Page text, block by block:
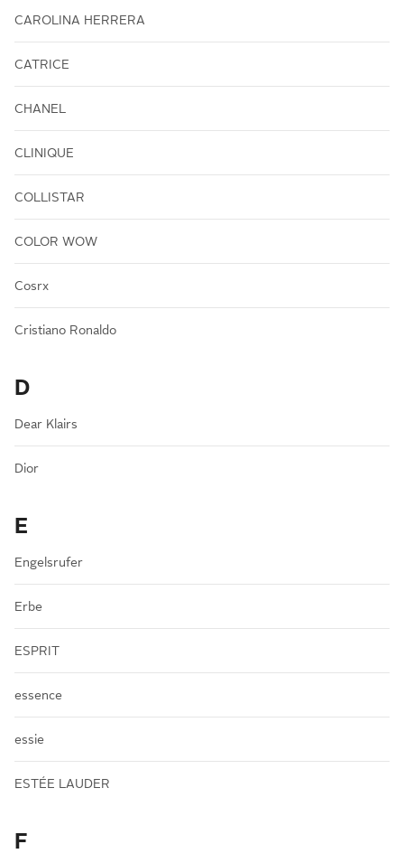
CAROLINA HERRERA
CATRICE
CHANEL
CLINIQUE
COLLISTAR
COLOR WOW
Cosrx
Cristiano Ronaldo
D
Dear Klairs
Dior
E
Engelsrufer
Erbe
ESPRIT
essence
essie
ESTÉE LAUDER
F